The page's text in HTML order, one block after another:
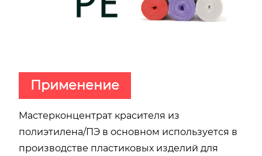
Применение
Мастерконцентрат красителя из
полиэтилена/ПЭ в основном используется в
производстве пластиковых изделий для